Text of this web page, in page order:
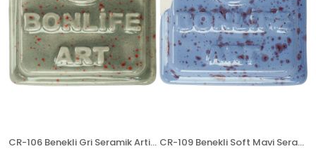
CR-106 Benekli Gri Seramik Artistik Sır CR-109 Benekli Soft Mavi Seramik Artistik Sır